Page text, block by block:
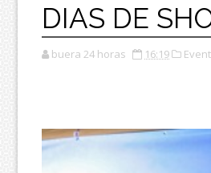
DIAS DE
buera 24 horas 16:19